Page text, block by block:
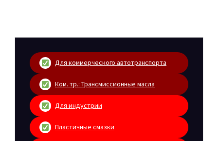
Для коммерческого автотранспорта
Ком. тр.: Трансмиссионные масла
Для индустрии
Пластичные смазки